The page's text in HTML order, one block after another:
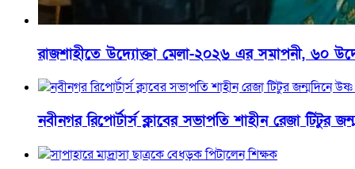
রাজশাহীতে উদ্যোক্তা মেলা-২০২৬ এর সমাপনী, ৬০
নবীনগর রিপোর্টার্স ক্লাবের সভাপতি শাহীন রেজা টিটুর